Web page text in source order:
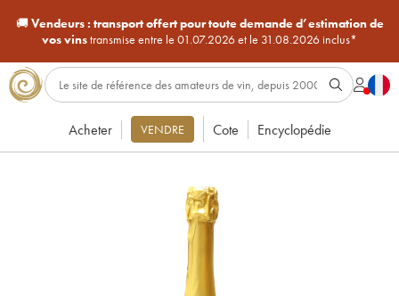
🚚Vendeurs : transport offert pour toute demande d’estimation de
vos vinstransmise entre le 01.07.2026 et le 31.08.2026 inclus*
Acheter VENDRE Cote Encyclopédie